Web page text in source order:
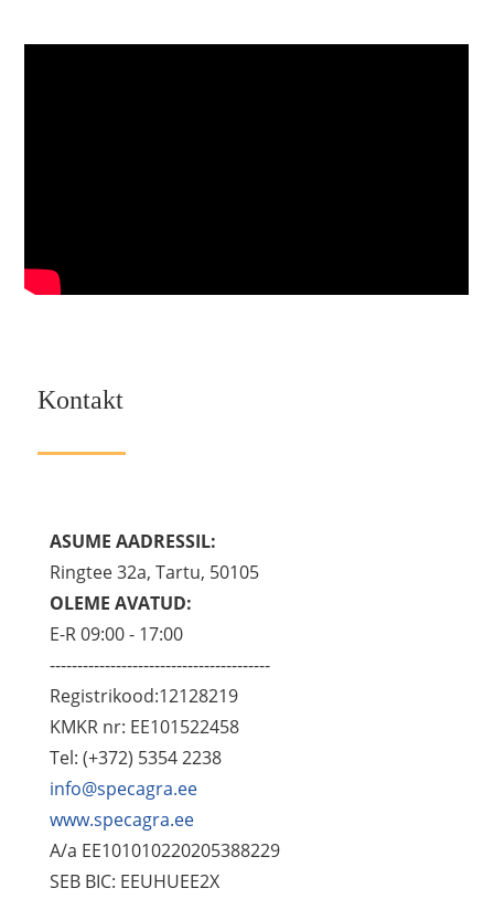
Kontakt
ASUME AADRESSIL:
Ringtee 32a, Tartu, 50105
OLEME AVATUD:
E-R 09:00 - 17:00
----------------------------------------
Registrikood:12128219
KMKR nr: EE101522458
Tel: (+372) 5354 2238
info@specagra.ee
www.specagra.ee
A/a EE101010220205388229
SEB BIC: EEUHUEE2X